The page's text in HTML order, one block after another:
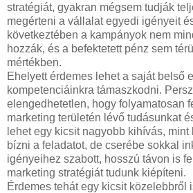
stratégiát, gyakran mégsem tudják
megérteni a vállalat egyedi igényeit
következtében a kampányok nem
hozzák, és a befektetett pénz sem
mértékben.
Ehelyett érdemes lehet a saját belső
kompetenciáinkra támaszkodni.
elengedhetetlen, hogy folyamatosan
marketing területén lévő tudásunkat
lehet egy kicsit nagyobb kihívás,
bízni a feladatot, de cserébe sokkal
igényeihez szabott, hosszú távon is
marketing stratégiát tudunk kiépíteni.
Érdemes tehát egy kicsit közelebbről